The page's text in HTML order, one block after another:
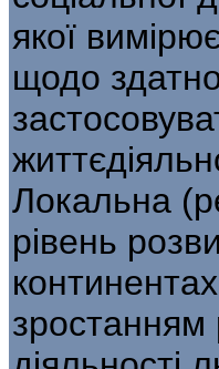
якої
щодо
Локальна
рівень
зростанням